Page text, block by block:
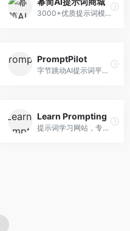
3000+优质提示词模板平台，专注于中文提示词。面向中文AI用户，提供提示词模板、分类检索、一键使用等服务，中文提示词丰富。
PromptPilot
字节跳动AI提示词平台，专注于提示词优化与管理。面向AI用户，提供提示词优化、效果测试、团队协作等服务，企业级功能完善。
Learn Prompting
提示词学习网站，专注于提示词工程教育。面向AI学习者，提供提示词教程、最佳实践、案例研究等资源，教学内容系统。